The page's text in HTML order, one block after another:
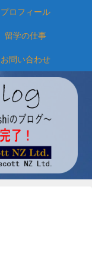
プロフィール
留学の仕事
お問い合わせ